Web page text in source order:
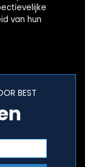
van hun
BEST